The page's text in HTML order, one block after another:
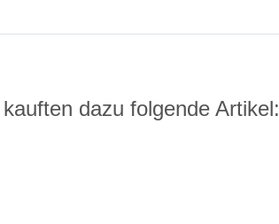
dazu folgende Artikel: